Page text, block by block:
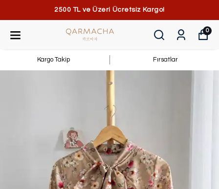
2500 TL ve Üzeri Ücretsiz Kargo!
0
Kargo Takip Fırsatlar